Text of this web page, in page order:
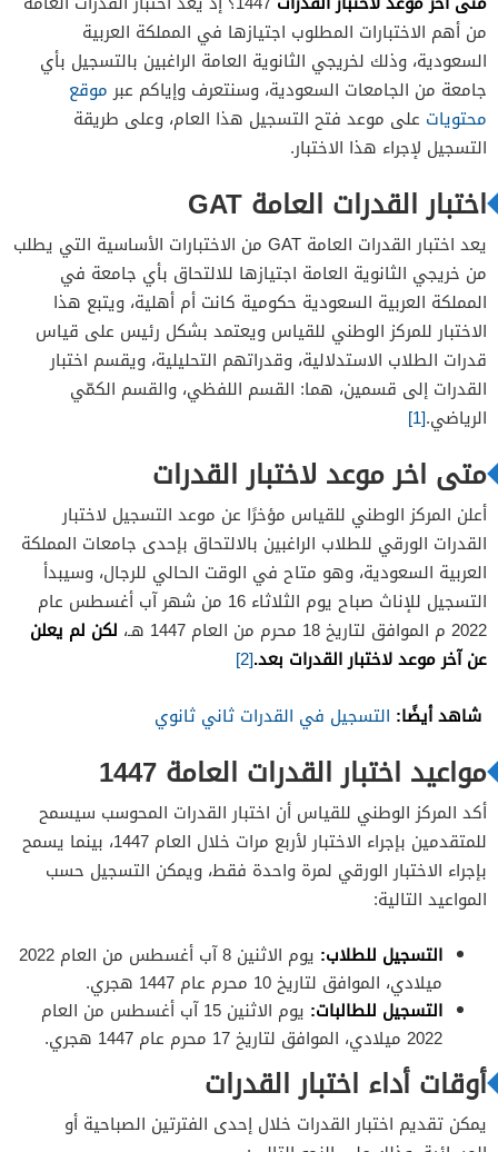
من أهم الاختبارات المطلوب اجتيازها في المملكة العربية
السعودية، وذلك لخريجي الثانوية العامة الراغبين بالتسجيل بأي
جامعة من الجامعات السعودية، وسنتعرف وإياكم عبرموقع
محتويات على موعد فتح التسجيل هذا العام، وعلى طريقة
التسجيل لإجراء هذا الاختبار.
اختبار القدرات العامة GAT
يعد اختبار القدرات العامة GAT من الاختبارات الأساسية التي يطلب
من خريجي الثانوية العامة اجتيازها للالتحاق بأي جامعة في
المملكة العربية السعودية حكومية كانت أم أهلية، ويتبع هذا
الاختبار للمركز الوطني للقياس ويعتمد بشكل رئيس على قياس
قدرات الطلاب الاستدلالية، وقدراتهم التحليلية، ويقسم اختبار
القدرات إلى قسمين، هما: القسم اللفظي، والقسم الكمّي
الرياضي.[1]
متى اخر موعد لاختبار القدرات
أعلن المركز الوطني للقياس مؤخرًا عن موعد التسجيل لاختبار
القدرات الورقي للطلاب الراغبين بالالتحاق بإحدى جامعات المملكة
العربية السعودية، وهو متاح في الوقت الحالي للرجال، وسيبدأ
التسجيل للإناث صباح يوم الثلاثاء 16 من شهر آب أغسطس عام
2022 م الموافق لتاريخ 18 محرم من العام 1447 هـ،
لكن لم يعلن
عن آخر موعد لاختبار القدرات بعد.[2]
شاهد أيضًا: التسجيل في القدرات ثاني ثانوي
مواعيد اختبار القدرات العامة 1447
أكد المركز الوطني للقياس أن اختبار القدرات المحوسب سيسمح
للمتقدمين بإجراء الاختبار لأربع مرات خلال العام 1447، بينما يسمح
بإجراء الاختبار الورقي لمرة واحدة فقط، ويمكن التسجيل حسب
المواعيد التالية:
التسجيل للطلاب:
يوم الاثنين 8 آب أغسطس من العام 2022
ميلادي، الموافق لتاريخ 10 محرم عام 1447 هجري.
التسجيل للطالبات:
يوم الاثنين 15 آب أغسطس من العام
2022 ميلادي، الموافق لتاريخ 17 محرم عام 1447 هجري.
أوقات أداء اختبار القدرات
يمكن تقديم اختبار القدرات خلال إحدى الفترتين الصباحية أو